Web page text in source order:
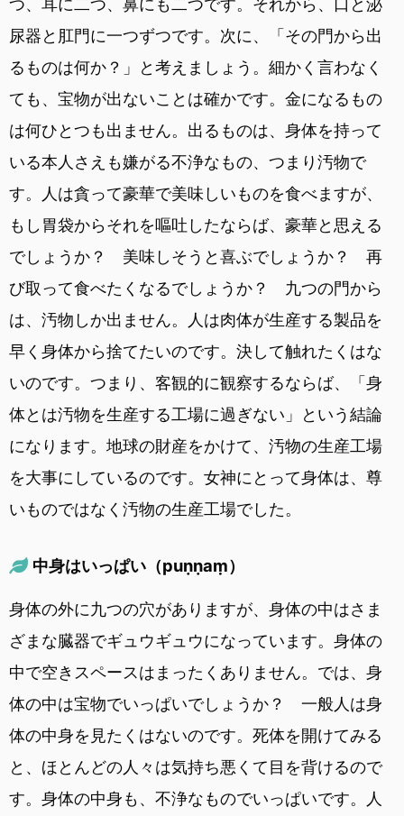
つ、耳に二つ、鼻にも二つです。それから、口と泌
尿器と肛門に一つずつです。次に、「その門から出
るものは何か？」と考えましょう。細かく言わなく
ても、宝物が出ないことは確かです。金になるもの
は何ひとつも出ません。出るものは、身体を持って
いる本人さえも嫌がる不浄なもの、つまり汚物で
す。人は貪って豪華で美味しいものを食べますが、
もし胃袋からそれを嘔吐したならば、豪華と思える
でしょうか？ 美味しそうと喜ぶでしょうか？ 再
び取って食べたくなるでしょうか？ 九つの門から
は、汚物しか出ません。人は肉体が生産する製品を
早く身体から捨てたいのです。決して触れたくはな
いのです。つまり、客観的に観察するならば、「身
体とは汚物を生産する工場に過ぎない」という結論
になります。地球の財産をかけて、汚物の生産工場
を大事にしているのです。女神にとって身体は、尊
いものではなく汚物の生産工場でした。
中身はいっぱい（puṇṇaṃ）
身体の外に九つの穴がありますが、身体の中はさま
ざまな臓器でギュウギュウになっています。身体の
中で空きスペースはまったくありません。では、身
体の中は宝物でいっぱいでしょうか？ 一般人は身
体の中身を見たくはないのです。死体を開けてみる
と、ほとんどの人々は気持ち悪くて目を背けるので
す。身体の中身も、不浄なものでいっぱいです。人